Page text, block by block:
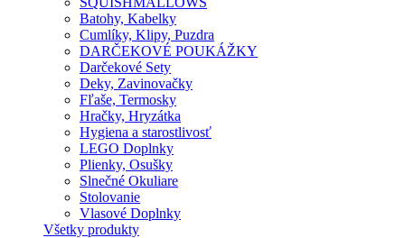
Batohy, Kabelky
Cumlíky, Klipy, Puzdra
DARČEKOVÉ POUKÁŽKY
Darčekové Sety
Deky, Zavinovačky
Fľaše, Termosky
Hračky, Hryzátka
Hygiena a starostlivosť
LEGO Doplnky
Plienky, Osušky
Slnečné Okuliare
Stolovanie
Vlasové Doplnky
Všetky produkty